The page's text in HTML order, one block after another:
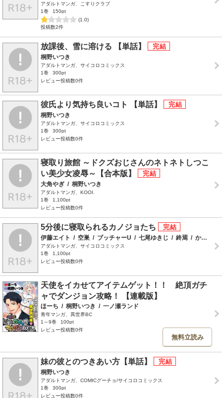
アダルトマンガ、こすりクラブ
1巻
150pt
(1.0)
投稿数2件
放課後、雪に溶ける 【単話】
桐野いつき
アダルトマンガ、サイコロコミックス
1巻
300pt
レビュー投稿数0件
彼氏より気持ち良いコト 【単話】
桐野いつき
アダルトマンガ、サイコロコミックス
1巻
300pt
レビュー投稿数0件
寝取り旅館 ～ドクズおじさんのネトネトしつこ
い美少女凌辱～【合本版】
大角やぎ / 桐野いつき
アダルトマンガ、KOOI.
1巻
1,100pt
レビュー投稿数0件
5分後に寝取られるカノジョたち
伊藤エイト / 空巣 / ブッチャーU / 七尾ゆきじ / 終焉 / かに村えびお
アダルトマンガ、サイコロコミックス
1巻
1,100pt
レビュー投稿数0件
天使をイカせてアイテムゲット！！ 絶頂ガチ
ャでダンジョン攻略！ 【連載版】
ほーち / 桐野いつき / 一ノ瀬ランド
青年マンガ、異世界BC
1～9巻
100pt
レビュー投稿数0件
無料立読み
妹の彼とのつきあい方【単話】
桐野いつき
アダルトマンガ、COMICグーチョ/サイコロコミックス
1巻
300pt
レビュー投稿数0件